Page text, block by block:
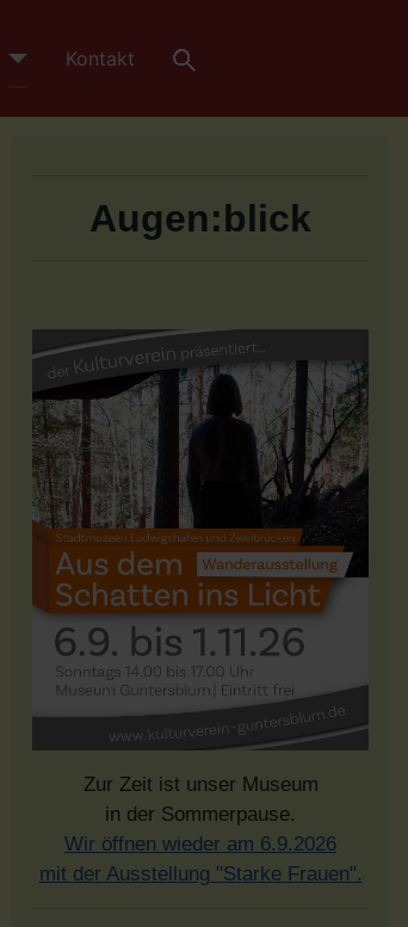
Kontakt
Augen:blick
Zur Zeit ist unser Museum
in der Sommerpause.
Wir öffnen wieder am 6.9.2026
mit der Ausstellung "Starke Frauen".